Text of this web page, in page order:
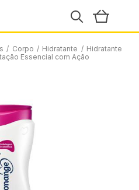
/ Corpo / Hidratante / Hidratante
Essencial com Ação